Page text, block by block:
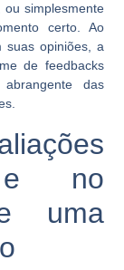
simplesmente
certo. Ao
suas opiniões, a
de feedbacks
das
e no
uma